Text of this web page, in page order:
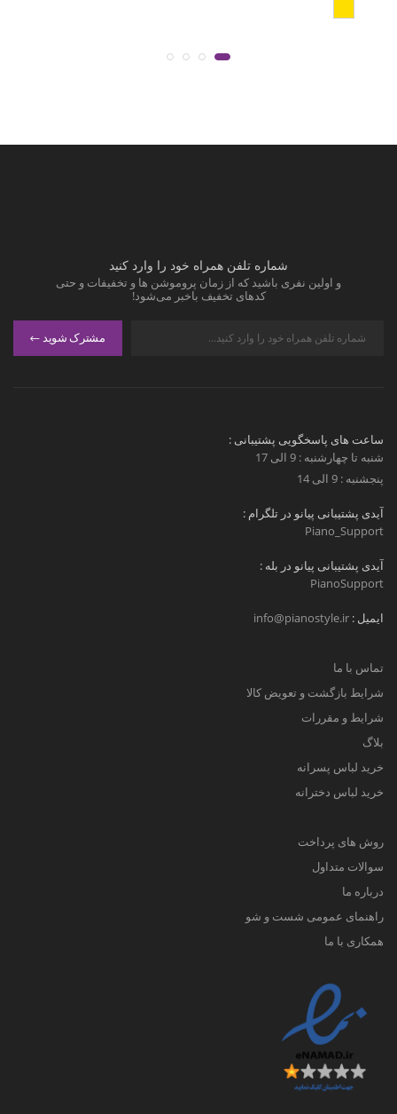
شماره تلفن همراه خود را وارد کنید
و اولین نفری باشید که از زمان پروموشن ها و تخفیفات و حتی
کدهای تخفیف باخبر می‌شود!
مشترک شوید
ساعت های پاسخگویی پشتیبانی :
شنبه تا چهارشنبه : 9 الی 17
پنجشنبه : 9 الی 14
آیدی پشتیبانی پیانو در تلگرام :
Piano_Support
آیدی پشتیبانی پیانو در بله :
PianoSupport
ایمیل : info@pianostyle.ir
تماس با ما
شرایط بازگشت و تعویض کالا
شرایط و مقررات
بلاگ
خرید لباس پسرانه
خرید لباس دخترانه
روش های پرداخت
سوالات متداول
درباره ما
راهنمای عمومی شست و شو
همکاری با ما